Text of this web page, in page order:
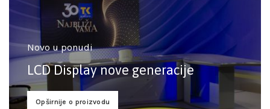
Novo u ponudi
LCD Display nove generacije
Opširnije o proizvodu